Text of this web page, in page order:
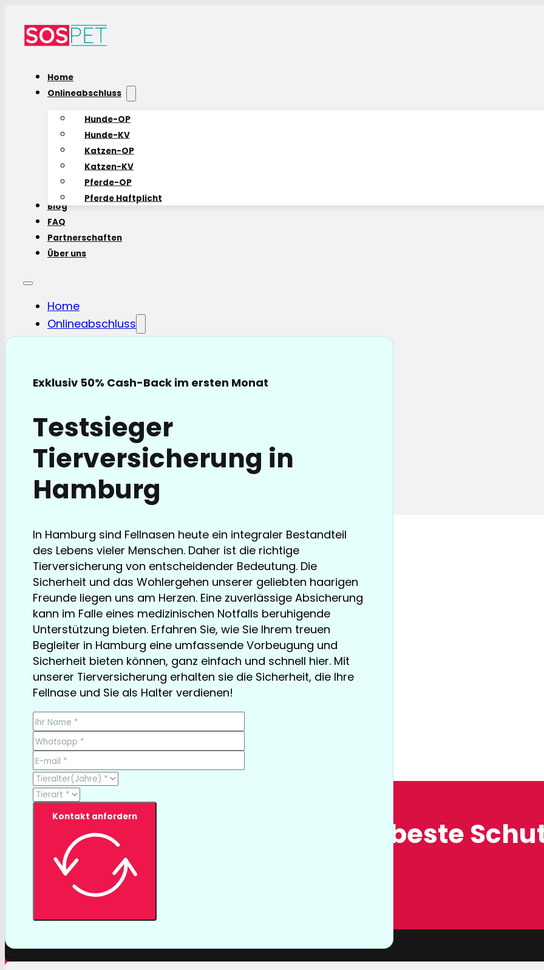
Home
Onlineabschluss
Hunde-OP
Hunde-KV
Katzen-OP
Katzen-KV
Pferde-OP
Pferde Haftplicht
Blog
FAQ
Partnerschaften
Über uns
Home
Onlineabschluss
Hunde-OP
Katzen-KV
Pferde Haftplicht
Blog
FAQ
Partnerschaften
Über uns
Exklusiv 50% Cash-Back im ersten Monat
Testsieger
Tierversicherung in
Hamburg
In Hamburg sind Fellnasen heute ein integraler Bestandteil
des Lebens vieler Menschen. Daher ist die richtige
Tierversicherung von entscheidender Bedeutung. Die
Sicherheit und das Wohlergehen unserer geliebten haarigen
Freunde liegen uns am Herzen. Eine zuverlässige Absicherung
kann im Falle eines medizinischen Notfalls beruhigende
Unterstützung bieten. Erfahren Sie, wie Sie Ihrem treuen
Begleiter in Hamburg eine umfassende Vorbeugung und
Sicherheit bieten können, ganz einfach und schnell hier. Mit
unserer Tierversicherung erhalten sie die Sicherheit, die Ihre
Fellnase und Sie als Halter verdienen!
Kontakt anfordern
TESTSIEGER bereits ab € 13,35/Monat
Tierversicherung, der beste
Mit einer Tierversicherung der Barmenia profitieren sie nicht
nur von erstklassigen Leistungen, sondern auch von unserer
Hund